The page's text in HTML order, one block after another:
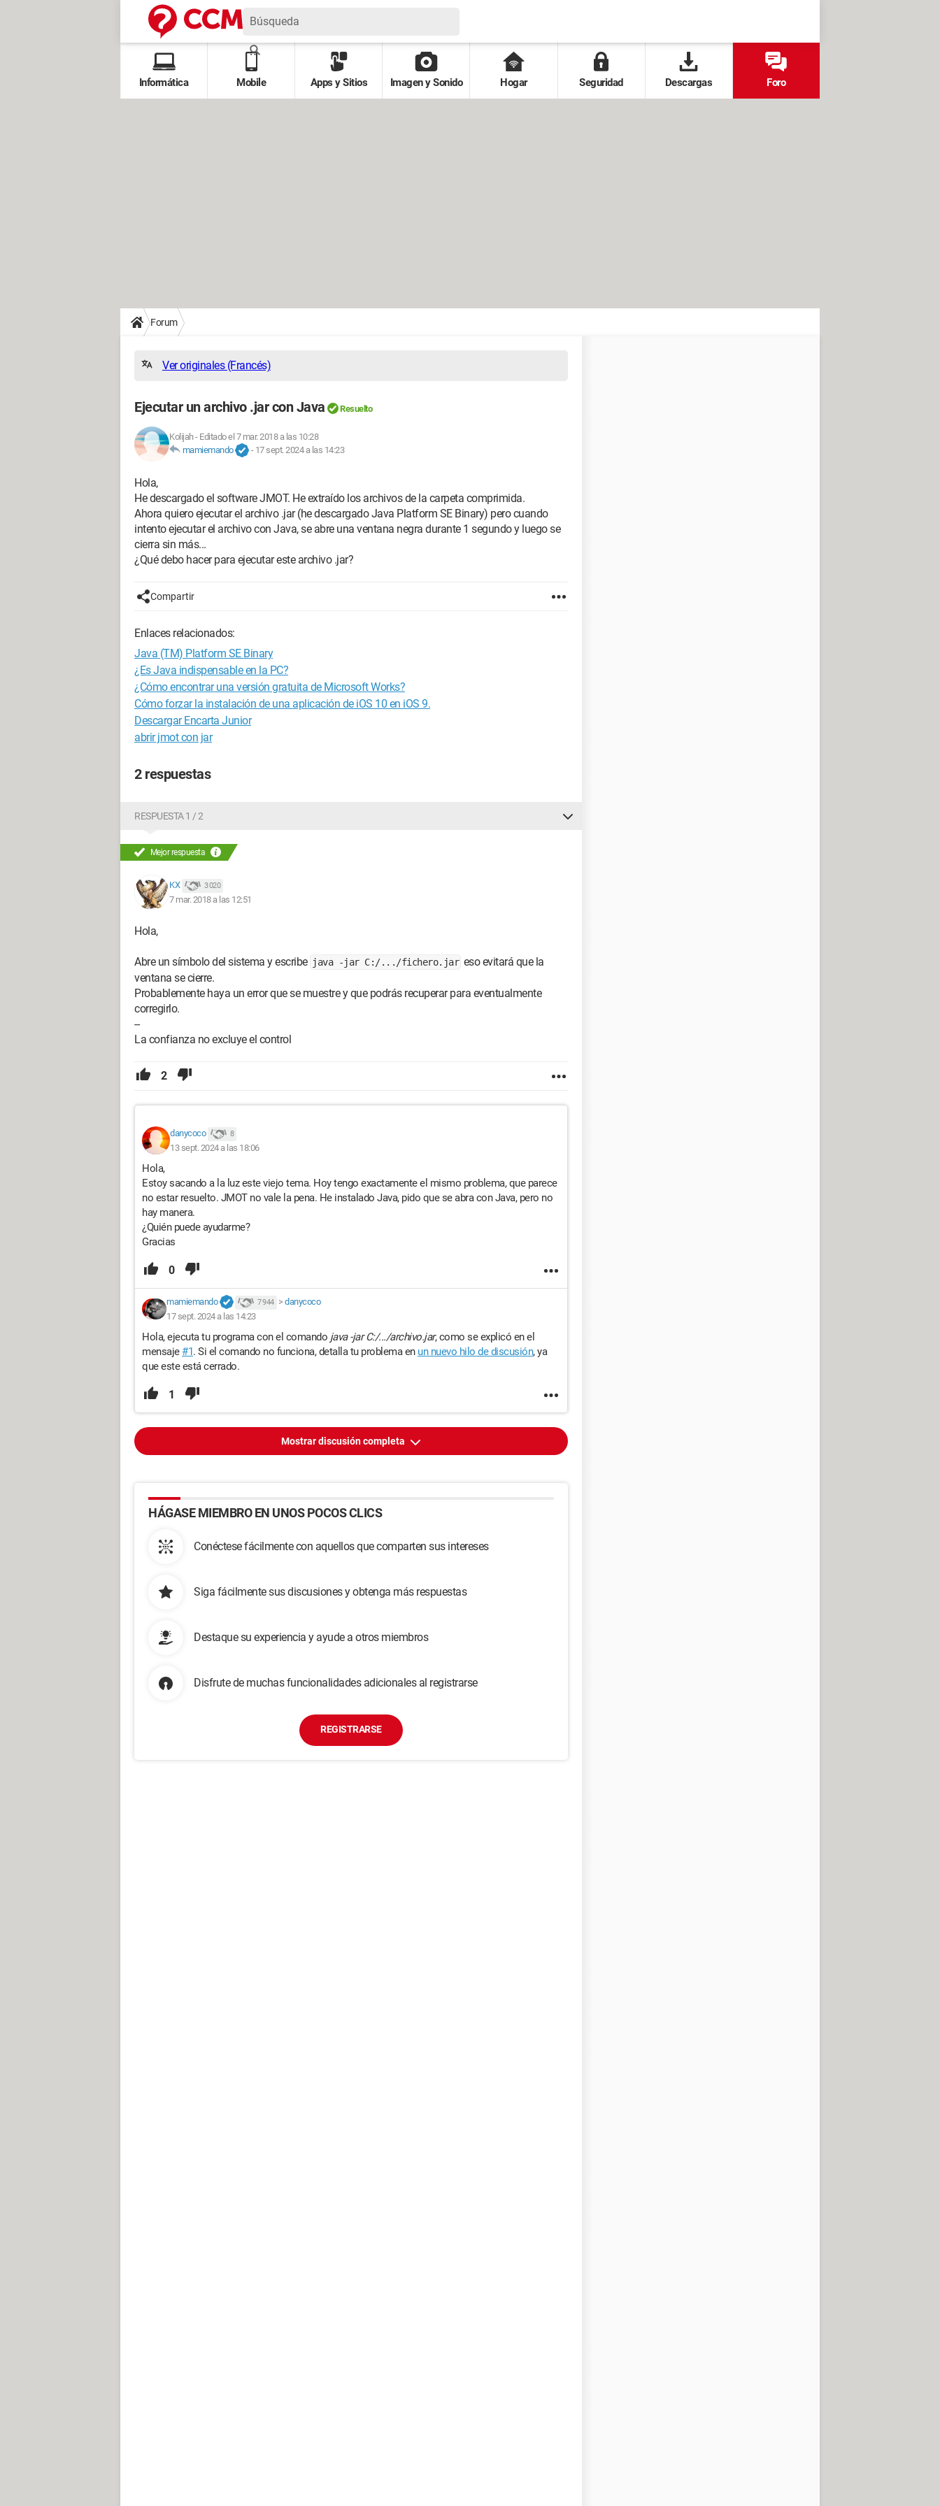
Informática Mobile Apps y Sitios Imagen y Sonido Hogar Seguridad Descargas Foro
Forum
Ver originales (Francés)
Ejecutar un archivo .jar con Java Resuelto
Kolijah- Editado el 7 mar. 2018 a las 10:28
mamiemando
- 17 sept. 2024 a las 14:23
Hola,
He descargado el software JMOT. He extraído los archivos de la carpeta comprimida.
Ahora quiero ejecutar el archivo .jar (he descargado Java Platform SE Binary) pero cuando
intento ejecutar el archivo con Java, se abre una ventana negra durante 1 segundo y luego se
cierra sin más...
¿Qué debo hacer para ejecutar este archivo .jar?
Compartir
Enlaces relacionados:
Java (TM) Platform SE Binary
¿Es Java indispensable en la PC?
¿Cómo encontrar una versión gratuita de Microsoft Works?
Cómo forzar la instalación de una aplicación de iOS 10 en iOS 9.
Descargar Encarta Junior
abrir jmot con jar
2 respuestas
RESPUESTA 1 / 2
Mejor respuesta
KX 3 020
7 mar. 2018 a las 12:51
Hola,
Abre un símbolo del sistema y escribe java -jar C:/.../fichero.jar eso evitará que la
ventana se cierre.
Probablemente haya un error que se muestre y que podrás recuperar para eventualmente
corregirlo.
--
La confianza no excluye el control
2
danycoco 8
13 sept. 2024 a las 18:06
Hola,
Estoy sacando a la luz este viejo tema. Hoy tengo exactamente el mismo problema, que parece
no estar resuelto. JMOT no vale la pena. He instalado Java, pido que se abra con Java, pero no
hay manera.
¿Quién puede ayudarme?
Gracias
0
mamiemando 7 944 > danycoco
17 sept. 2024 a las 14:23
Hola, ejecuta tu programa con el comando java -jar C:/.../archivo.jar, como se explicó en el
mensaje#1. Si el comando no funciona, detalla tu problema en un nuevo hilo de discusión, ya
que este está cerrado.
1
Mostrar discusión completa
HÁGASE MIEMBRO EN UNOS POCOS CLICS
Conéctese fácilmente con aquellos que comparten sus intereses
Siga fácilmente sus discusiones y obtenga más respuestas
Destaque su experiencia y ayude a otros miembros
Disfrute de muchas funcionalidades adicionales al registrarse
REGISTRARSE